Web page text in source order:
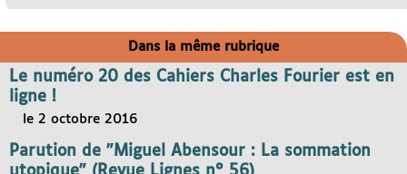
Dans la même rubrique
Le numéro 20 des Cahiers Charles Fourier est en
ligne !
le 2 octobre 2016
Parution de "Miguel Abensour : La sommation